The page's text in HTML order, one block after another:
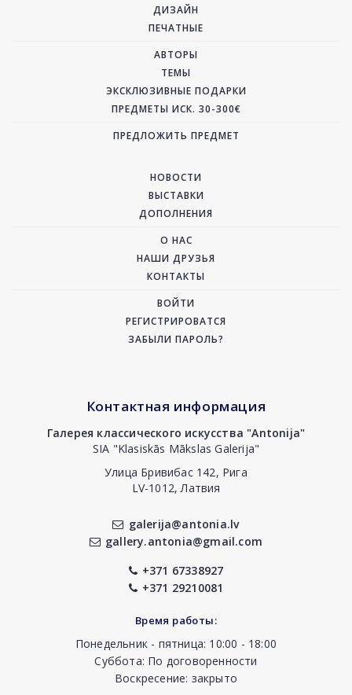
ДИЗАЙН
ПЕЧАТНЫЕ
АВТОРЫ
ТЕМЫ
ЭКСКЛЮЗИВНЫЕ ПОДАРКИ
ПРЕДМЕТЫ ИСК. 30-300€
ПРЕДЛОЖИТЬ ПРЕДМЕТ
НОВОСТИ
ВЫСТАВКИ
ДОПОЛНЕНИЯ
О НАС
НАШИ ДРУЗЬЯ
КОНТАКТЫ
ВОЙТИ
РЕГИСТРИРОВАТСЯ
ЗАБЫЛИ ПАРОЛЬ?
Контактная информация
Галерея классического искусства "Antonija"
SIA "Klasiskās Mākslas Galerija"
Улица Бривибас 142, Рига
LV-1012, Латвия
galerija@antonia.lv
gallery.antonia@gmail.com
+371 67338927
+371 29210081
Время работы:
Понедельник - пятница: 10:00 - 18:00
Суббота: По договоренности
Воскресение: закрыто